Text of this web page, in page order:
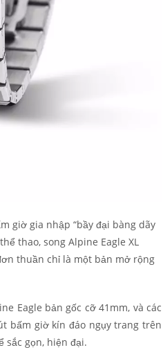
giờ gia nhập “bầy đại bàng dãy
thao, song Alpine Eagle XL
thuần chỉ là một bản mở rộng
Eagle bản gốc cỡ 41mm, và các
bấm giờ kín đáo ngụy trang trên
sắc gọn, hiện đại.